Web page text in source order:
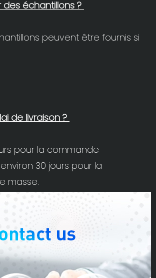
peuvent être fournis si
pour la commande
30 jours pour la